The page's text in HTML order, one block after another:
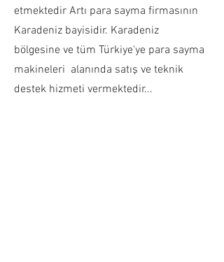
etmektedir Artı para sayma firmasının
Karadeniz bayisidir. Karadeniz
bölgesine ve tüm Türkiye'ye para sayma
makineleri alanında satış ve teknik
destek hizmeti vermektedir...